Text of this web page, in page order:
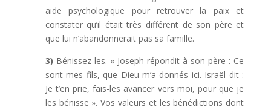
aide psychologique pour retrouver la paix et
constater qu’il était très différent de son père et
que lui n’abandonnerait pas sa famille.
3) Bénissez-les. « Joseph répondit à son père : Ce
sont mes fils, que Dieu m’a donnés ici. Israël dit :
Je t’en prie, fais-les avancer vers moi, pour que je
les bénisse ». Vos valeurs et les bénédictions dont